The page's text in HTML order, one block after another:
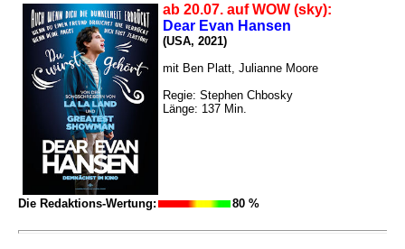
ab 20.07. auf WOW (sky):
Dear Evan Hansen
(USA, 2021)
mit Ben Platt, Julianne Moore
Regie: Stephen Chbosky
Länge: 137 Min.
Die Redaktions-Wertung: 80 %